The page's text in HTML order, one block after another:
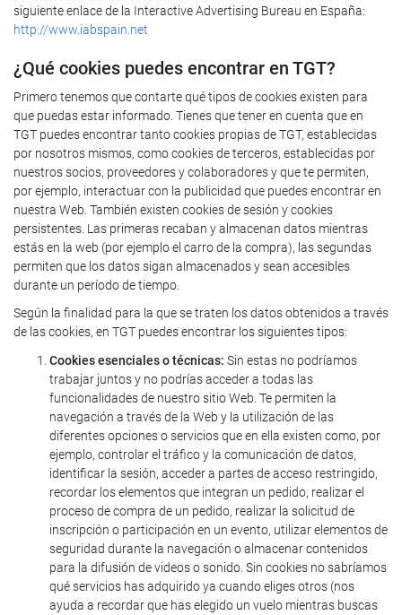
siguiente enlace de la Interactive Advertising Bureau en España:
http://www.iabspain.net
¿Qué cookies puedes encontrar en TGT?
Primero tenemos que contarte qué tipos de cookies existen para
que puedas estar informado. Tienes que tener en cuenta que en
TGT puedes encontrar tanto cookies propias de TGT, establecidas
por nosotros mismos, como cookies de terceros, establecidas por
nuestros socios, proveedores y colaboradores y que te permiten,
por ejemplo, interactuar con la publicidad que puedes encontrar en
nuestra Web. También existen cookies de sesión y cookies
persistentes. Las primeras recaban y almacenan datos mientras
estás en la web (por ejemplo el carro de la compra), las segundas
permiten que los datos sigan almacenados y sean accesibles
durante un período de tiempo.
Según la finalidad para la que se traten los datos obtenidos a través
de las cookies, en TGT puedes encontrar los siguientes tipos:
Cookies esenciales o técnicas: Sin estas no podríamos
trabajar juntos y no podrías acceder a todas las
funcionalidades de nuestro sitio Web. Te permiten la
navegación a través de la Web y la utilización de las
diferentes opciones o servicios que en ella existen como, por
ejemplo, controlar el tráfico y la comunicación de datos,
identificar la sesión, acceder a partes de acceso restringido,
recordar los elementos que integran un pedido, realizar el
proceso de compra de un pedido, realizar la solicitud de
inscripción o participación en un evento, utilizar elementos de
seguridad durante la navegación o almacenar contenidos
para la difusión de videos o sonido. Sin cookies no sabríamos
qué servicios has adquirido ya cuando eliges otros (nos
ayuda a recordar que has elegido un vuelo mientras buscas